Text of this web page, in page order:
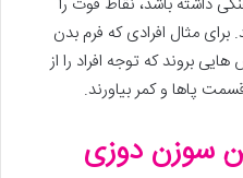
مثال افرادی که فرم بدن
بروند که توجه افراد را از
پاها و کمر بیاورند.
سوزن دوزی